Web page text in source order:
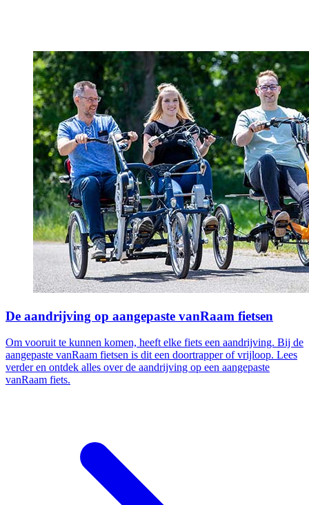
De aandrijving op aangepaste vanRaam fietsen
Om vooruit te kunnen komen, heeft elke fiets een aandrijving. Bij de
aangepaste vanRaam fietsen is dit een doortrapper of vrijloop. Lees
verder en ontdek alles over de aandrijving op een aangepaste
vanRaam fiets.